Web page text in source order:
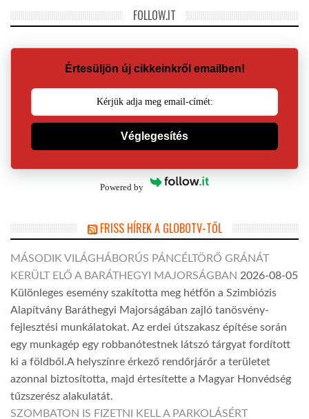
FOLLOW.IT
Értesüljön új cikkeinkről emailben!
Véglegesítés
Powered by
FRISS HÍREK A GLOBOTV-TŐL
MÁSODIK VILÁGHÁBORÚS PÁNCÉLTÖRŐ GRÁNÁT
KERÜLT ELŐ A BARÁTHEGYI MAJORSÁGBAN 2026-08-05
Különleges esemény szakította meg hétfőn a Szimbiózis
Alapítvány Baráthegyi Majorságában zajló tanösvény-
fejlesztési munkálatokat. Az erdei útszakasz építése során
egy munkagép egy robbanótestnek látszó tárgyat fordított
ki a földből.A helyszínre érkező rendőrjárőr a területet
azonnal biztosította, majd értesítette a Magyar Honvédség
tűzszerész alakulatát.
SZOMBATON IS FIZETNI KELL A PARKOLÁSÉRT